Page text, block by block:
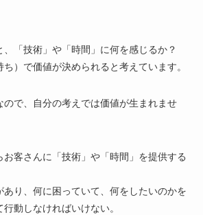
、「技術」や「時間」に何を感じるか？
）で価値が決められると考えています。
ので、自分の考えでは価値が生まれませ
お客さんに「技術」や「時間」を提供する
あり、何に困っていて、何をしたいのかを
動しなければいけない。